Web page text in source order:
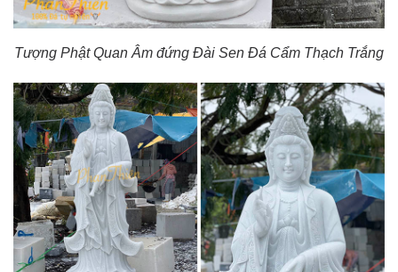
Tượng Phật Quan Âm đứng Đài Sen Đá Cẩm Thạch Trắng